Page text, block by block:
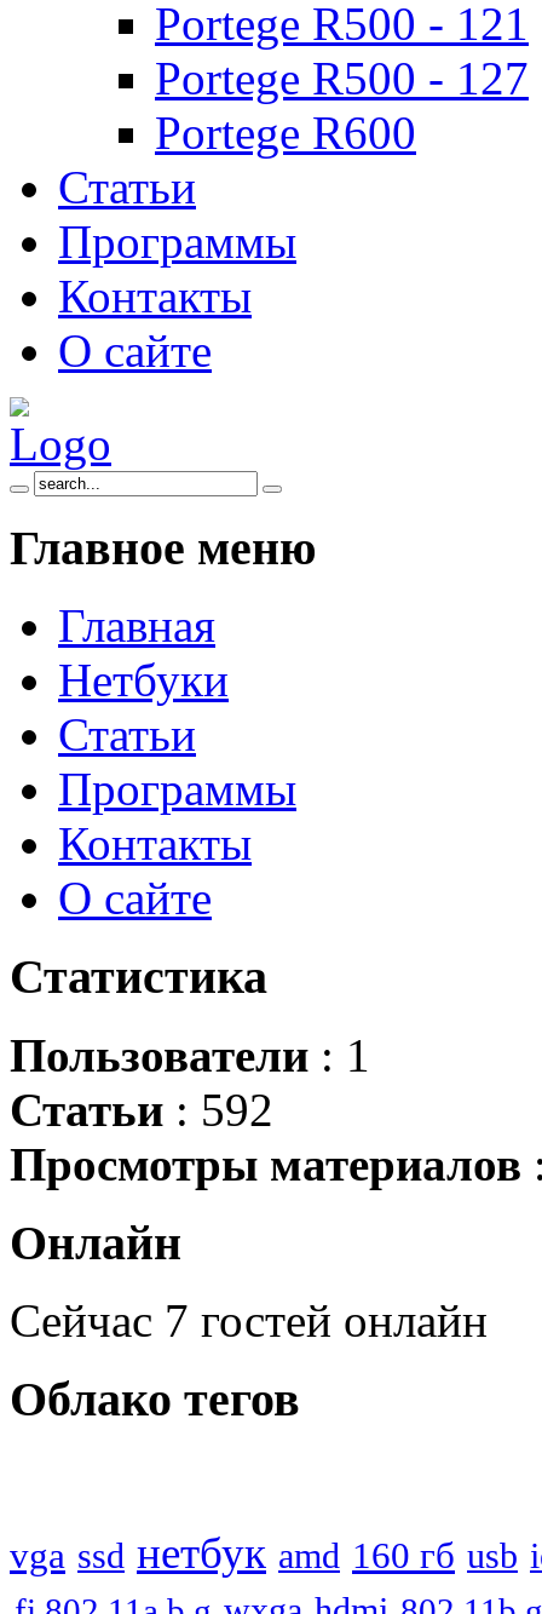
Portege R500 - 121
Portege R500 - 127
Portege R600
Статьи
Программы
Контакты
О сайте
Главное меню
Главная
Нетбуки
Статьи
Программы
Контакты
О сайте
Статистика
Пользователи : 1
Статьи : 592
Просмотры материалов
Онлайн
Сейчас 7 гостей онлайн
Облако тегов
vga ssd нетбук amd 160 гб usb